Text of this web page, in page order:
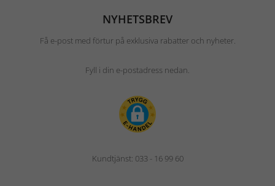
NYHETSBREV
Få e-post med förtur på exklusiva rabatter och nyheter.
Fyll i din e-postadress nedan.
Kundtjänst: 033 - 16 99 60